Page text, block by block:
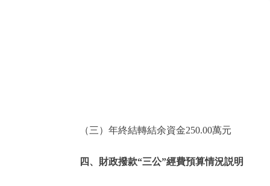
（三）年終結轉結余資金250.00萬元
四、財政撥款“三公”經費預算情況説明